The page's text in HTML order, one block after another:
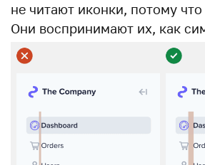
не читают иконки, потому что
Они воспринимают их, как